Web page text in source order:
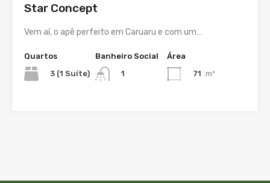
Star Concept
Vem aí, o apê perfeito em Caruaru e com um…
Quartos
3 (1 Suíte)
Banheiro Social
1
Área
71 m²